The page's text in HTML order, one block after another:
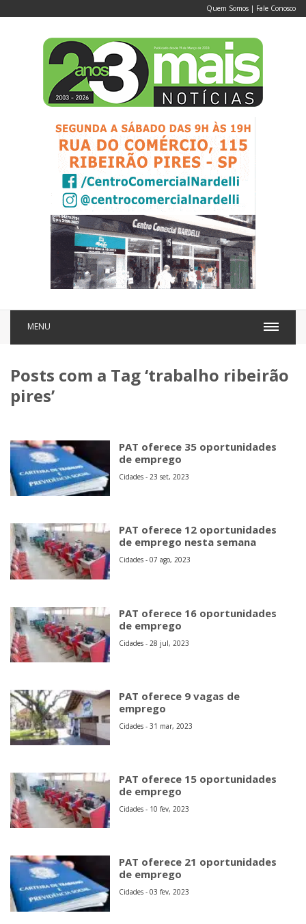
Quem Somos | Fale Conosco
MENU
Posts com a Tag ‘trabalho ribeirão
pires’
PAT oferece 35 oportunidades
de emprego
Cidades - 23 set, 2023
PAT oferece 12 oportunidades
de emprego nesta semana
Cidades - 07 ago, 2023
PAT oferece 16 oportunidades
de emprego
Cidades - 28 jul, 2023
PAT oferece 9 vagas de
emprego
Cidades - 31 mar, 2023
PAT oferece 15 oportunidades
de emprego
Cidades - 10 fev, 2023
PAT oferece 21 oportunidades
de emprego
Cidades - 03 fev, 2023